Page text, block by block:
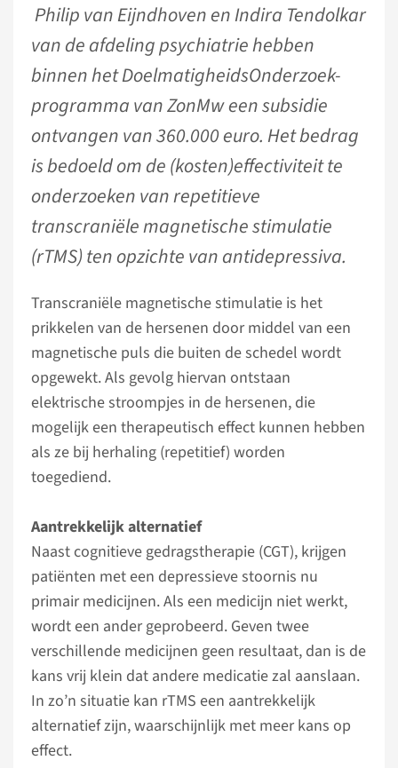
Philip van Eijndhoven en Indira Tendolkar
van de afdeling psychiatrie hebben
binnen het DoelmatigheidsOnderzoek-
programma van ZonMw een subsidie
ontvangen van 360.000 euro. Het bedrag
is bedoeld om de (kosten)effectiviteit te
onderzoeken van repetitieve
transcraniële magnetische stimulatie
(rTMS) ten opzichte van antidepressiva.
Transcraniële magnetische stimulatie is het
prikkelen van de hersenen door middel van een
magnetische puls die buiten de schedel wordt
opgewekt. Als gevolg hiervan ontstaan
elektrische stroompjes in de hersenen, die
mogelijk een therapeutisch effect kunnen hebben
als ze bij herhaling (repetitief) worden
toegediend.
Aantrekkelijk alternatief
Naast cognitieve gedragstherapie (CGT), krijgen
patiënten met een depressieve stoornis nu
primair medicijnen. Als een medicijn niet werkt,
wordt een ander geprobeerd. Geven twee
verschillende medicijnen geen resultaat, dan is de
kans vrij klein dat andere medicatie zal aanslaan.
In zo’n situatie kan rTMS een aantrekkelijk
alternatief zijn, waarschijnlijk met meer kans op
effect.